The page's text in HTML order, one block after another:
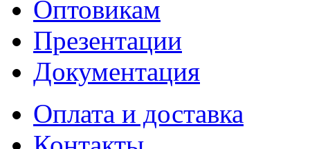
Оптовикам
Презентации
Документация
Оплата и доставка